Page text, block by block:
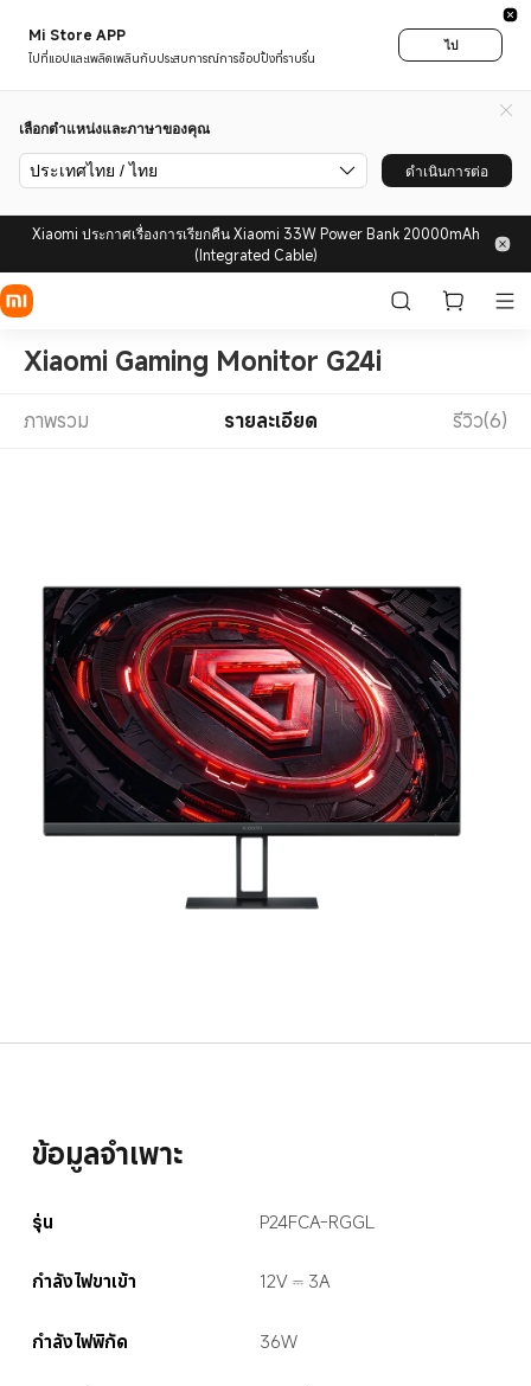
Mi Store APP
ไปที่แอปและเพลิดเพลินกับประสบการณ์การช็อปปิ้งที่ราบรื่น
ไป
เลือกตำแหน่งและภาษาของคุณ
ประเทศไทย / ไทย ดำเนินการต่อ
Xiaomi ประกาศเรื่องการเรียกคืน Xiaomi 33W Power Bank 20000mAh
(Integrated Cable)
Xiaomi Gaming Monitor G24i
ภาพรวม รายละเอียด รีวิว(6)
ข้อมูลจำเพาะ
รุ่น P24FCA-RGGL
กำลังไฟขาเข้า 12V ⎓ 3A
กำลังไฟพิกัด 36W